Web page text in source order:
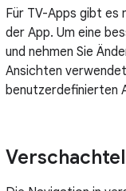
Für TV-Apps gibt es
der App. Um eine
und nehmen Sie
Ansichten
benutzerdefinierten